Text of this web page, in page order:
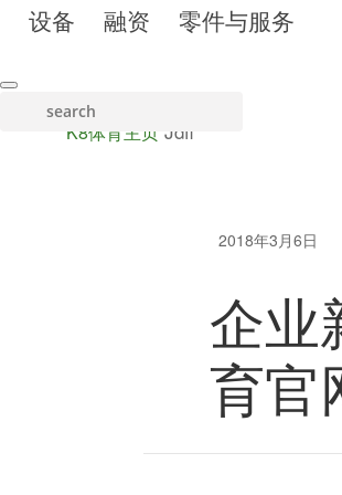
跳
主
设备 融资 零件与服务
search
K8体育主页 Jdfl
2018年3月6日
企业
育官